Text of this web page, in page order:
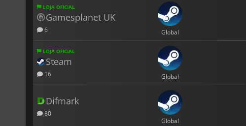
LOJA OFICIAL
Gamesplanet UK
6 Global
LOJA OFICIAL
Steam
16 Global
Difmark
80
Global